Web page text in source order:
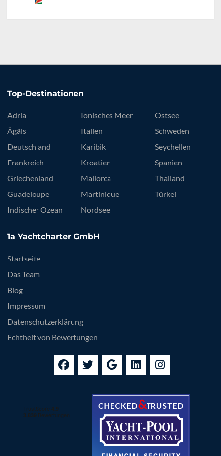
Top-Destinationen
Adria
Ägäis
Deutschland
Frankreich
Griechenland
Guadeloupe
Indischer Ozean
Ionisches Meer
Italien
Karibik
Kroatien
Mallorca
Martinique
Nordsee
Ostsee
Schweden
Seychellen
Spanien
Thailand
Türkei
1a Yachtcharter GmbH
Startseite
Das Team
Blog
Impressum
Datenschutzerklärung
Echtheit von Bewertungen